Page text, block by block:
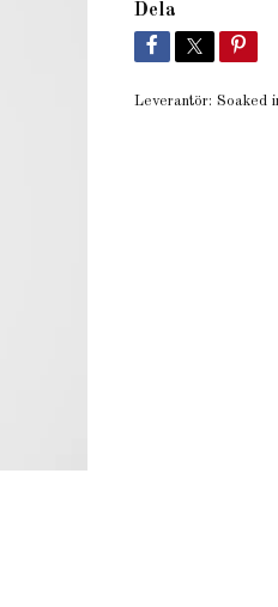
Dela
Leverantör: Soaked